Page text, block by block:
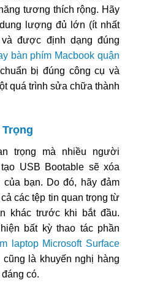
tương thích rộng. Hãy
lượng đủ lớn (ít nhất
được định dạng đúng
bàn phím Macbook quận
bị đúng công cụ và
quá trình sửa chữa thành
trọng mà nhiều người
USB Bootable sẽ xóa
bạn. Do đó, hãy đảm
các tệp tin quan trọng từ
khác trước khi bắt đầu.
bất kỳ thao tác phần
laptop Microsoft Surface
là khuyến nghị hàng
có.